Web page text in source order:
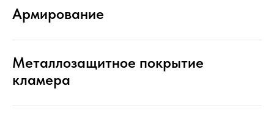
Армирование
Металлозащитное покрытие
кламера